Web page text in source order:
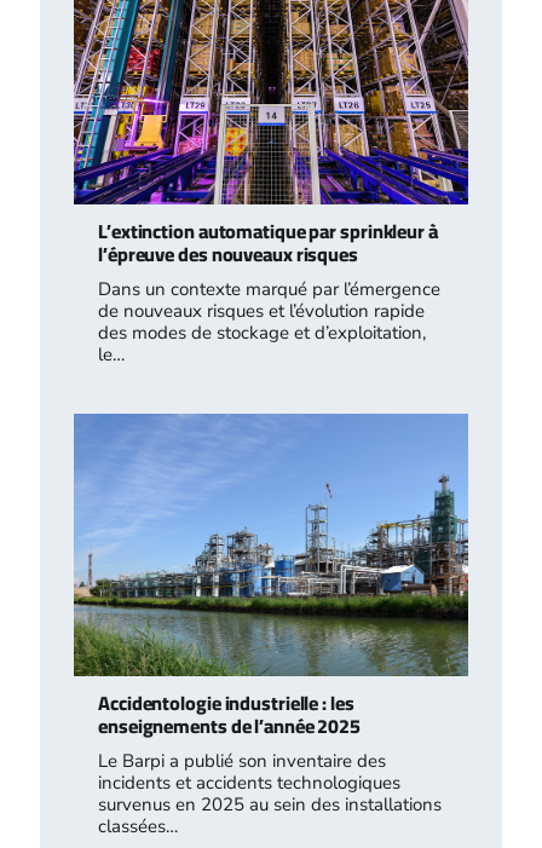
L’extinction automatique par sprinkleur à
l’épreuve des nouveaux risques
Dans un contexte marqué par l’émergence
de nouveaux risques et l’évolution rapide
des modes de stockage et d’exploitation,
le…
Accidentologie industrielle : les
enseignements de l’année 2025
Le Barpi a publié son inventaire des
incidents et accidents technologiques
survenus en 2025 au sein des installations
classées…